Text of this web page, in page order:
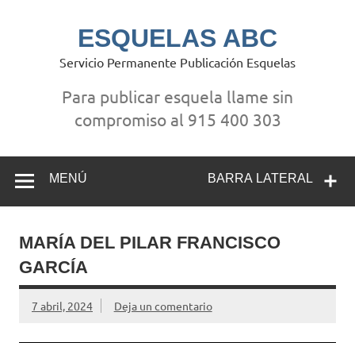
ESQUELAS ABC
Servicio Permanente Publicación Esquelas
Para publicar esquela llame sin
compromiso al 915 400 303
BARRA LATERAL
MENÚ
MARÍA DEL PILAR FRANCISCO
GARCÍA
7 abril, 2024 Deja un comentario